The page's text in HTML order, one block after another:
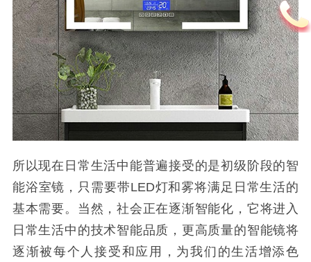
所以现在日常生活中能普遍接受的是初级阶段的智
能浴室镜，只需要带LED灯和雾将满足日常生活的
基本需要。当然，社会正在逐渐智能化，它将进入
日常生活中的技术智能品质，更高质量的智能镜将
逐渐被每个人接受和应用，为我们的生活增添色